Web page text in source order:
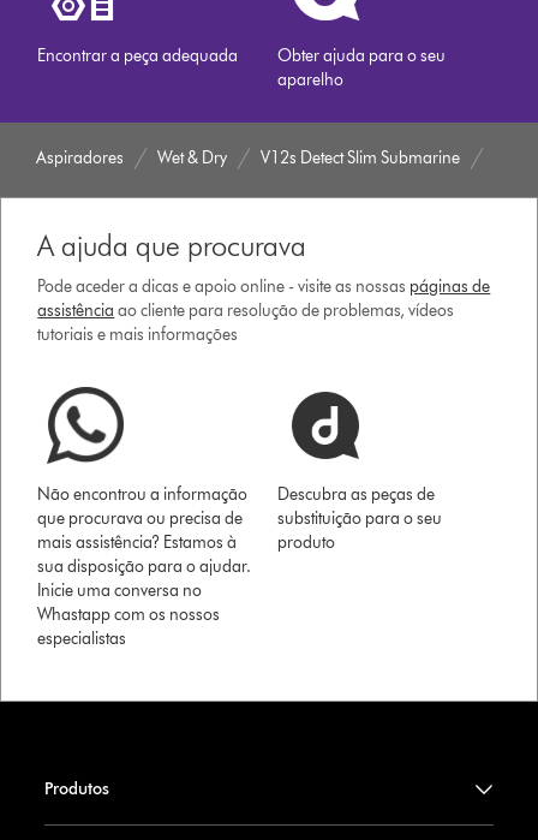
Encontrar a peça adequada
Obter ajuda para o seu
aparelho
Aspiradores Wet & Dry V12s Detect Slim Submarine
A ajuda que procurava
Pode aceder a dicas e apoio online - visite as nossas páginas de
assistência ao cliente para resolução de problemas, vídeos
tutoriais e mais informações
Não encontrou a informação
que procurava ou precisa de
mais assistência? Estamos à
sua disposição para o ajudar.
Inicie uma conversa no
Whastapp com os nossos
especialistas
Descubra as peças de
substituição para o seu
produto
Produtos